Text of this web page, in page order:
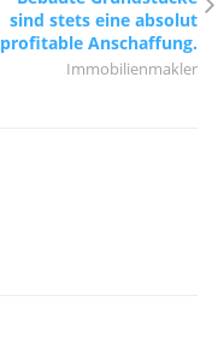
sind stets eine absolut
profitable Anschaffung.
Immobilienmakler